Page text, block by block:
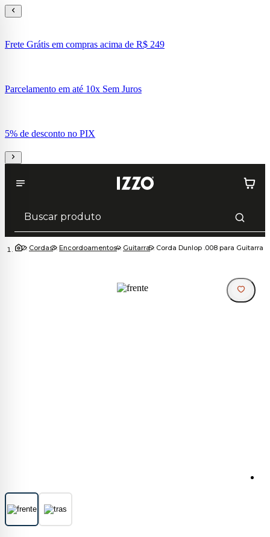
Frete Grátis em compras acima de R$ 249
Parcelamento em até 10x Sem Juros
5% de desconto no PIX
Cordas Encordoamentos Guitarra Corda Dunlop .008 para Guitarra